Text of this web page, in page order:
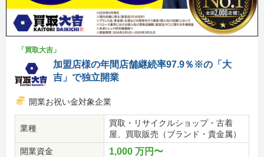
「買取大吉」
加盟店様の年間店舗継続率97.9％※の「大
吉」で独立開業
開業お祝い金対象企業
業種
買取・リサイクルショップ・古着
屋、買取販売（ブランド・貴金属）
開業資金
1,000 万円〜